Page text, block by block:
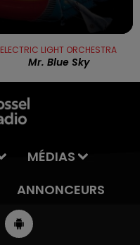
ELECTRIC LIGHT ORCHESTRA
Mr. Blue Sky
MÉDIAS
ANNONCEURS